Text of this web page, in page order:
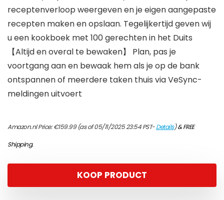
receptenverloop weergeven en je eigen aangepaste
recepten maken en opslaan. Tegelijkertijd geven wij
u een kookboek met 100 gerechten in het Duits
【Altijd en overal te bewaken】 Plan, pas je
voortgang aan en bewaak hem als je op de bank
ontspannen of meerdere taken thuis via VeSync-
meldingen uitvoert
Amazon.nl Price:€159.99(as of 05/11/2025 23:54 PST-Details)&FREE
Shipping.
KOOP PRODUCT